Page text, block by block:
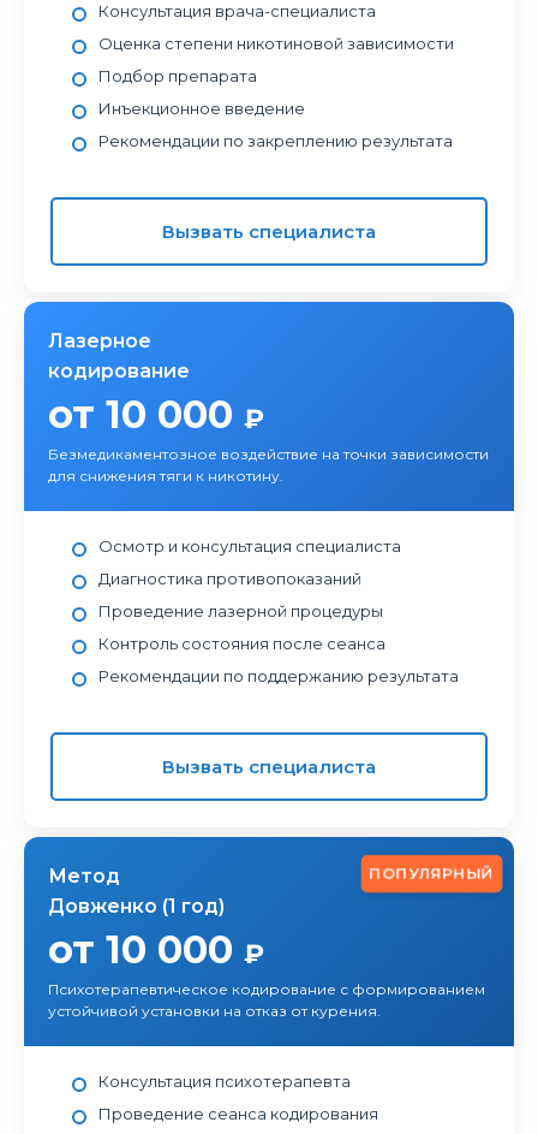
Консультация врача-специалиста
Оценка степени никотиновой зависимости
Подбор препарата
Инъекционное введение
Рекомендации по закреплению результата
Вызвать специалиста
Лазерное
кодирование
от 10 000 ₽
Безмедикаментозное воздействие на точки зависимости
для снижения тяги к никотину.
Осмотр и консультация специалиста
Диагностика противопоказаний
Проведение лазерной процедуры
Контроль состояния после сеанса
Рекомендации по поддержанию результата
Вызвать специалиста
ПОПУЛЯРНЫЙ
Метод
Довженко (1 год)
от 10 000 ₽
Психотерапевтическое кодирование с формированием
устойчивой установки на отказ от курения.
Консультация психотерапевта
Проведение сеанса кодирования